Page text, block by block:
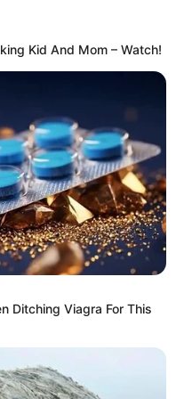
Bloat
Kid And Mom – Watch!
Ditching Viagra For This